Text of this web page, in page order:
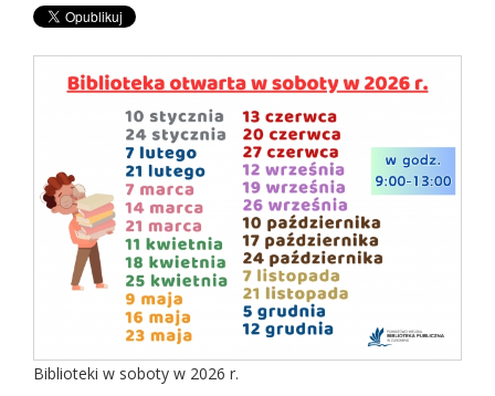
Biblioteki w soboty w 2026 r.